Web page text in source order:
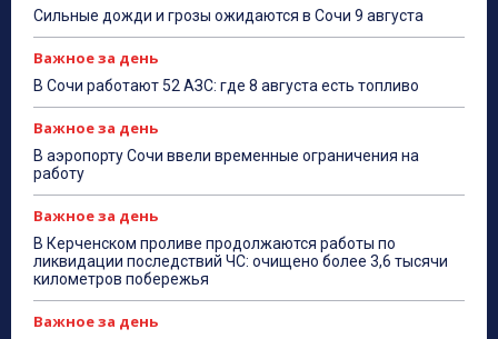
Сильные дожди и грозы ожидаются в Сочи 9 августа
Важное за день
В Сочи работают 52 АЗС: где 8 августа есть топливо
Важное за день
В аэропорту Сочи ввели временные ограничения на
работу
Важное за день
В Керченском проливе продолжаются работы по
ликвидации последствий ЧС: очищено более 3,6 тысячи
километров побережья
Важное за день